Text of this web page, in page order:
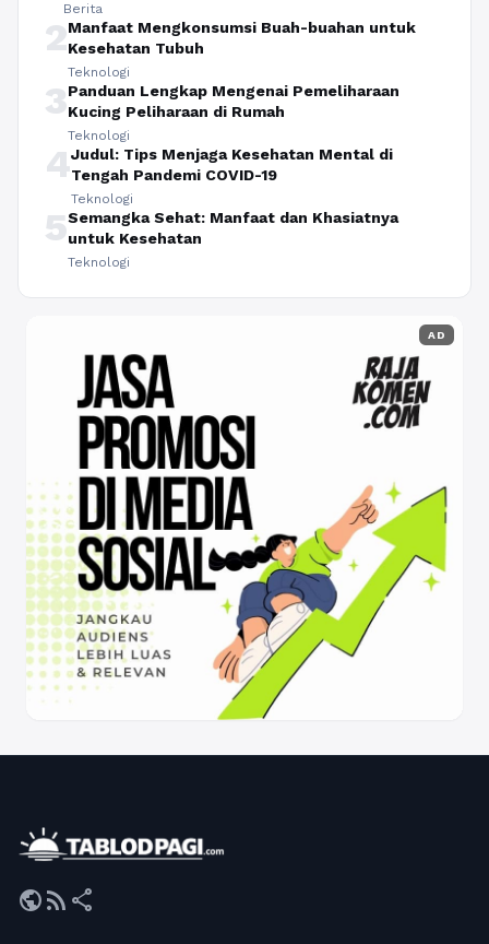
Berita
2Manfaat Mengkonsumsi Buah-buahan untuk
Kesehatan Tubuh
Teknologi
3Panduan Lengkap Mengenai Pemeliharaan
Kucing Peliharaan di Rumah
Teknologi
4Judul: Tips Menjaga Kesehatan Mental di
Tengah Pandemi COVID-19
Teknologi
5Semangka Sehat: Manfaat dan Khasiatnya
untuk Kesehatan
Teknologi
AD
publicrss_feed share